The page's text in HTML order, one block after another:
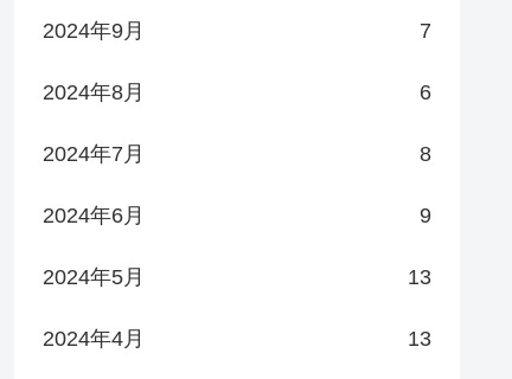
2024年9月 7
2024年8月 6
2024年7月 8
2024年6月 9
2024年5月 13
2024年4月 13